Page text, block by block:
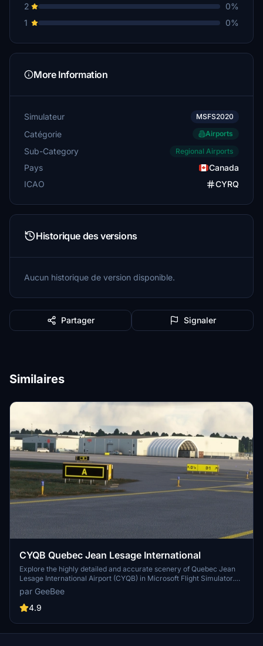
2
0%
1
0%
More Information
Simulateur MSFS2020
Catégorie Airports
Sub-Category Regional Airports
Pays
Canada
ICAO
CYRQ
Historique des versions
Aucun historique de version disponible.
Partager Signaler
Similaires
CYQB Quebec Jean Lesage International
Explore the highly detailed and accurate scenery of Quebec Jean
Lesage International Airport (CYQB) in Microsoft Flight Simulator.
This add-on features over 30 detailed hangars and buildings with
photo-realistic textures, as well as numerous static objects and
fully lit night flying capabilities. Experience the iconic Bombardier
Aerien hangar, along with the Ancienne Lorette church as a VFR
landmark. Download and unzip the file in your Community folder to
par GeeBee
4.9